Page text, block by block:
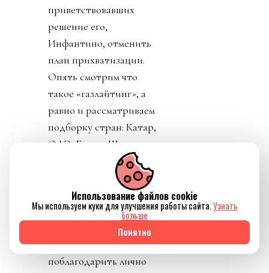
приветствовавших
решение его,
Инфантино, отменить
план прихватизации.
Опять смотрим что
такое «газлайтинг», а
равно и рассматриваем
подборку стран: Катар,
ОАЭ, Бутан, Шри
Ланка, Марокко.
Федерация футбола
Конго пришла тоже
уточнить, где за
поддержку Инфантино
им выдадут их взятку и
поблагодарить лично
Использование файлов cookie
Мы используем куки для улучшения работы сайта.Узнать
больше
Понятно